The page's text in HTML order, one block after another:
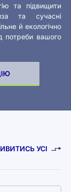
та підвищити
та сучасні
й екологічно
потреби вашого
УСІ